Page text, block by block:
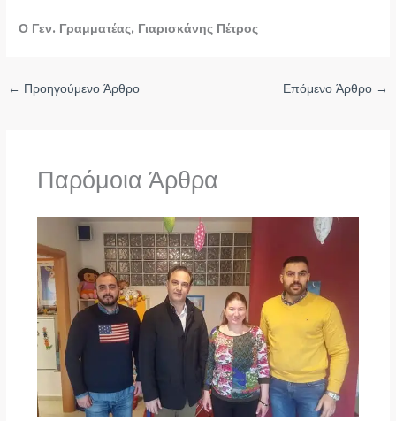
Ο Γεν. Γραμματέας, Γιαρισκάνης Πέτρος
← Προηγούμενο Άρθρο Επόμενο Άρθρο →
Παρόμοια Άρθρα